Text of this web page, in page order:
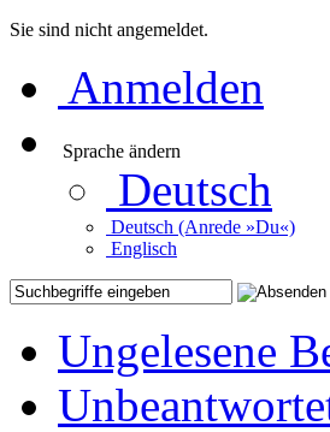
Sie sind nicht angemeldet.
Anmelden
Sprache ändern
Deutsch
Deutsch (Anrede »Du«)
Englisch
Ungelesene